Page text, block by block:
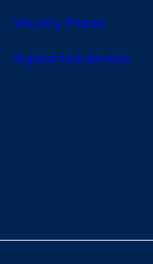
Visualfy Places
Supported devices